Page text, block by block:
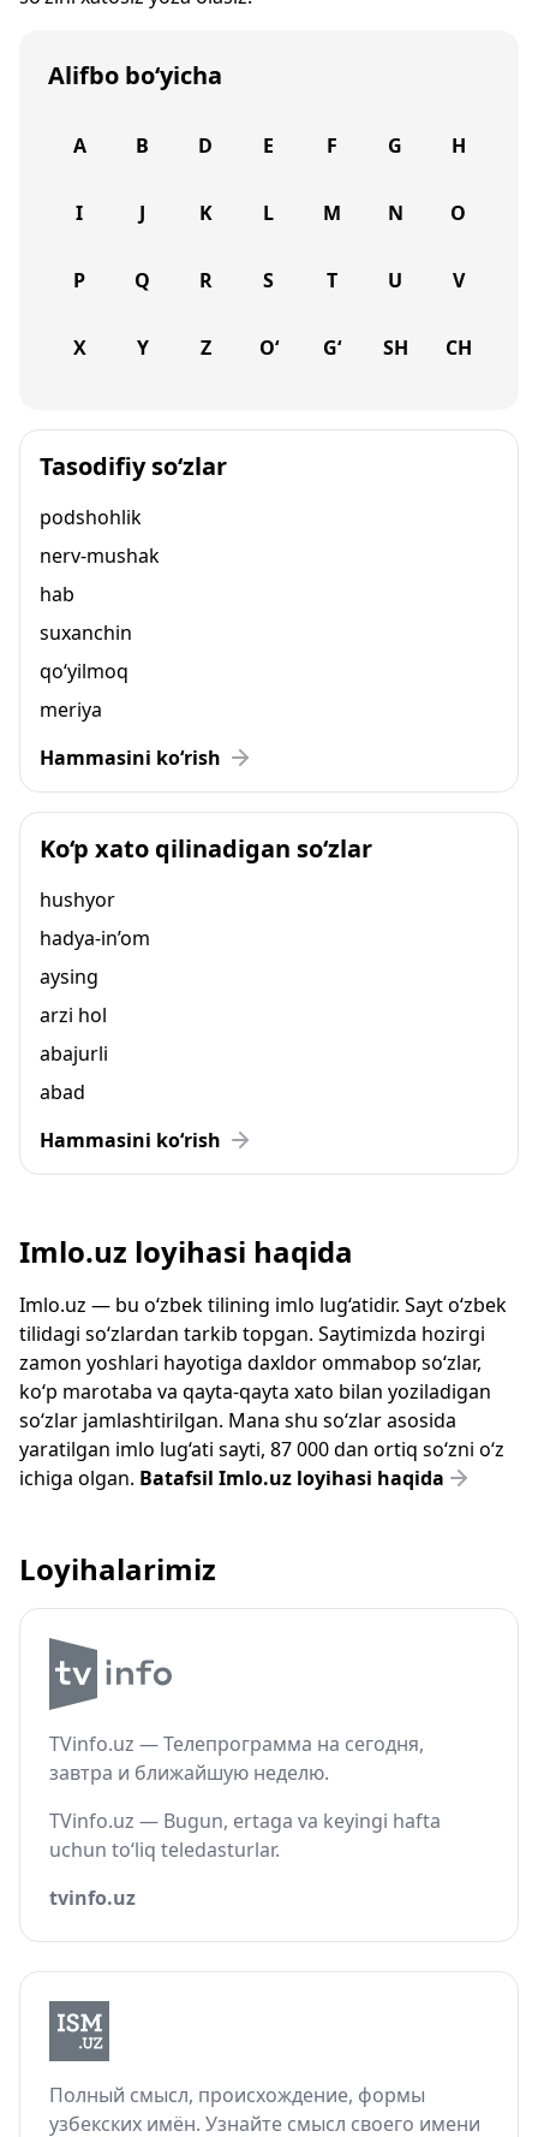
Alifbo bo‘yicha
A B D E F G H
I J K L M N O
P Q R S T U V
X Y Z O‘ G‘ SH CH
Tasodifiy so‘zlar
podshohlik
nerv-mushak
hab
suxanchin
qo‘yilmoq
meriya
Hammasini ko‘rish
Ko‘p xato qilinadigan so‘zlar
hushyor
hadya-in’om
aysing
arzi hol
abajurli
abad
Hammasini ko‘rish
Imlo.uz loyihasi haqida
Imlo.uz — bu o‘zbek tilining imlo lug‘atidir. Sayt o‘zbek
tilidagi so‘zlardan tarkib topgan. Saytimizda hozirgi
zamon yoshlari hayotiga daxldor ommabop so‘zlar,
ko‘p marotaba va qayta-qayta xato bilan yoziladigan
so‘zlar jamlashtirilgan. Mana shu so‘zlar asosida
yaratilgan imlo lug‘ati sayti, 87 000 dan ortiq so‘zni o‘z
ichiga olgan. Batafsil Imlo.uz loyihasi haqida
Loyihalarimiz
TVinfo.uz — Телепрограмма на сегодня,
завтра и ближайшую неделю.
TVinfo.uz — Bugun, ertaga va keyingi hafta
uchun to‘liq teledasturlar.
tvinfo.uz
Полный смысл, происхождение, формы
узбекских имён. Узнайте смысл своего имени